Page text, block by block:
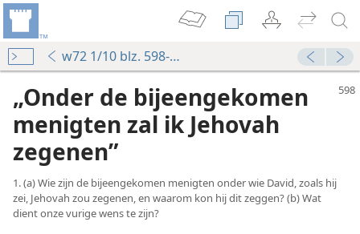
w72 1/10 blz. 598-603
„Onder de bijeengekomen
menigten zal ik Jehovah
zegenen”
1. (a) Wie zijn de bijeengekomen menigten onder wie David, zoals hij
zei, Jehovah zou zegenen, en waarom kon hij dit zeggen? (b) Wat
dient onze vurige wens te zijn?